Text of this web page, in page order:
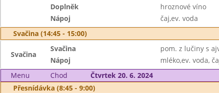
Doplněk
hroznové víno
Nápoj
čaj,ev. voda
Svačina (14:45 - 15:00)
Svačina
Svačina
pom. z lučiny s
Nápoj
mléko,ev. voda,
Menu
Chod
Čtvrtek 20. 6. 2024
Přesnídávka (8:45 - 9:00)